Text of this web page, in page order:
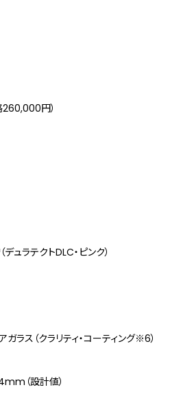
円）
ュラテクトDLC・ピンク）
ラス（クラリティ・コーティング※6）
（設計値）